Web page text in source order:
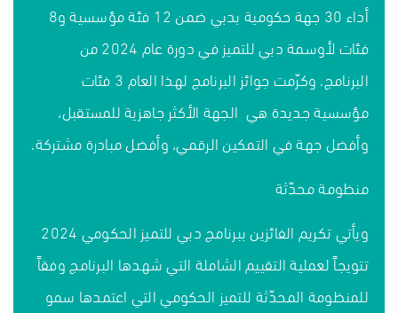
أداء 30 جهة حكومية بدبي ضمن 12 فئة مؤسسية و8
فئات لأوسمة دبي للتميز في دورة عام 2024 من
البرنامج. وكرّمت جوائز البرنامج لهذا العام 3 فئات
مؤسسية جديدة هي الجهة الأكثر جاهزية للمستقبل،
وأفضل جهة في التمكين الرقمي، وأفضل مبادرة مشتركة.
منظومة محدّثة
ويأتي تكريم الفائزين ببرنامج دبي للتميز الحكومي 2024
تتويجاً لعملية التقييم الشاملة التي شهدها البرنامج وفقاً
للمنظومة المحدّثة للتميز الحكومي التي اعتمدها سمو